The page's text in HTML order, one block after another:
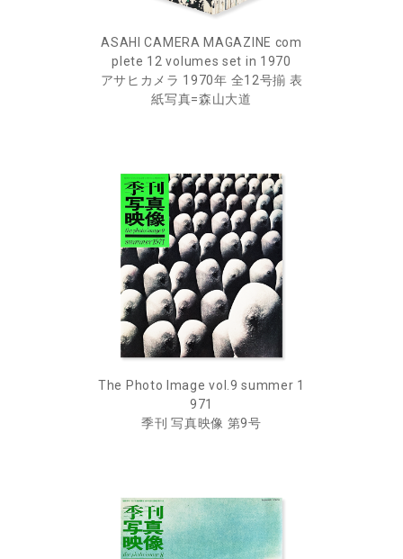
ASAHI CAMERA MAGAZINE com
plete 12 volumes set in 1970
アサヒカメラ 1970年 全12号揃 表
紙写真=森山大道
The Photo Image vol.9 summer 1
971
季刊 写真映像 第9号